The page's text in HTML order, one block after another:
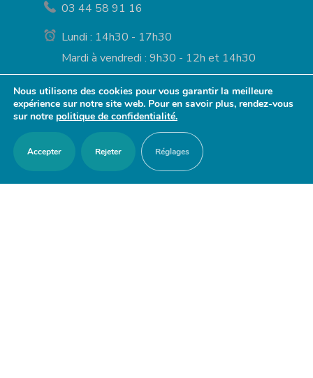
03 44 58 91 16
Lundi : 14h30 - 17h30
Mardi à vendredi : 9h30 - 12h et 14h30
- 17h30
Samedi : 9h30 - 12h
Nous utilisons des cookies pour vous garantir la meilleure
expérience sur notre site web. Pour en savoir plus, rendez-vous
sur notre politique de confidentialité.
Accepter Rejeter Réglages